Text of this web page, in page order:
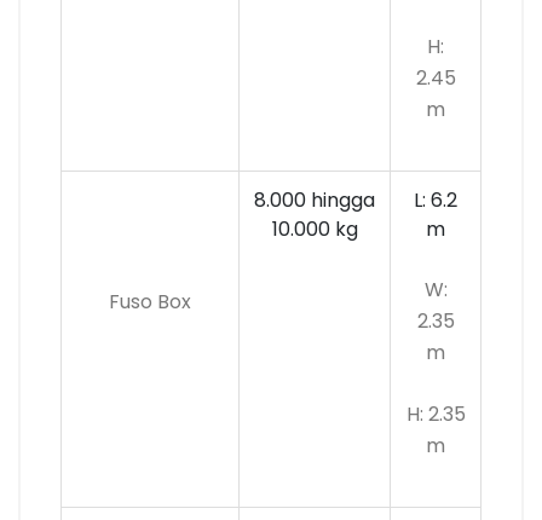
H:
2.45
m
Fuso Box
8.000 hingga
10.000 kg
L: 6.2
m
W:
2.35
m
H: 2.35
m